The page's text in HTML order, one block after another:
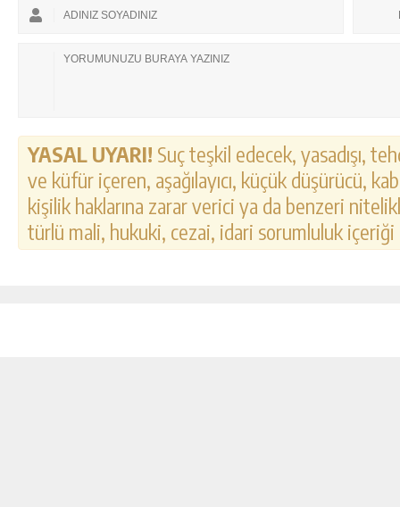
YASAL UYARI! Suç teşkil edecek, yasadışı,
ve küfür içeren, aşağılayıcı, küçük düşürücü,
kişilik haklarına zarar verici ya da benzeri
türlü mali, hukuki, cezai, idari sorumluluk